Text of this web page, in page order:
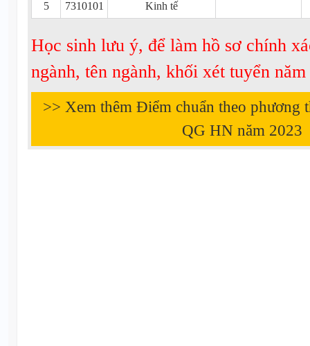
5 7310101 Kinh tế
Học sinh lưu ý, để làm hồ sơ chính
ngành, tên ngành, khối xét tuyển
>> Xem thêm Điểm chuẩn theo
QG HN năm 2023